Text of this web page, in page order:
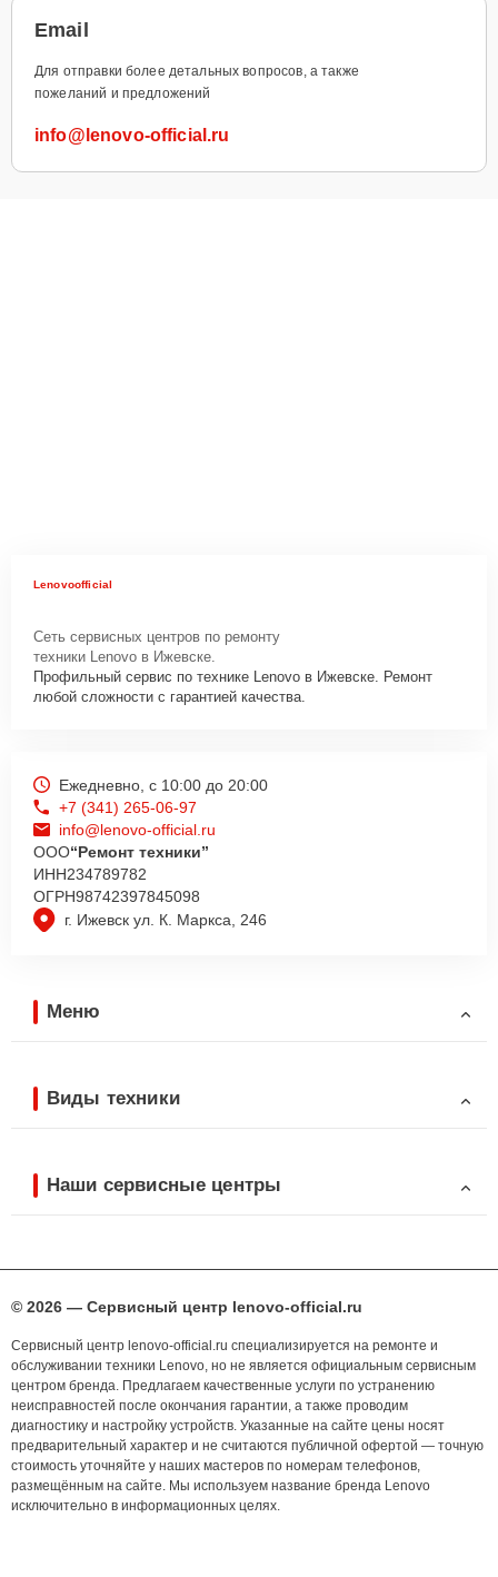
Email
Для отправки более детальных вопросов, а также
пожеланий и предложений
info@lenovo-official.ru
Lenovoofficial
Сеть сервисных центров по ремонту
техники Lenovo в Ижевске.
Профильный сервис по технике Lenovo в Ижевске. Ремонт
любой сложности с гарантией качества.
г. Ижевск ул. К. Маркса, 246
Ежедневно, с 10:00 до 20:00
+7 (341) 265-06-97
info@lenovo-official.ru
ООО“Ремонт техники”
ИНН234789782
ОГРН98742397845098
Меню
Виды техники
Наши сервисные центры
© 2026 — Сервисный центр lenovo-official.ru
Сервисный центр lenovo-official.ru специализируется на ремонте и
обслуживании техники Lenovo, но не является официальным сервисным
центром бренда. Предлагаем качественные услуги по устранению
неисправностей после окончания гарантии, а также проводим
диагностику и настройку устройств. Указанные на сайте цены носят
предварительный характер и не считаются публичной офертой — точную
стоимость уточняйте у наших мастеров по номерам телефонов,
размещённым на сайте. Мы используем название бренда Lenovo
исключительно в информационных целях.